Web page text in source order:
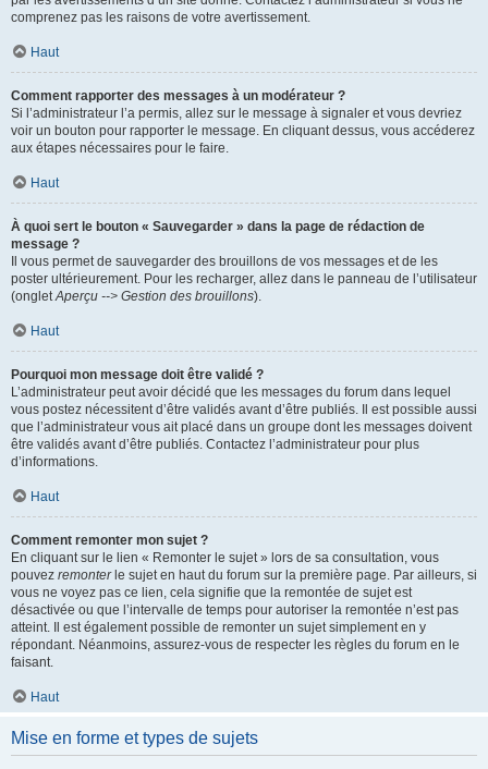
comprenez pas les raisons de votre avertissement.
Haut
Comment rapporter des messages à un modérateur ?
Si l’administrateur l’a permis, allez sur le message à signaler et vous devriez
voir un bouton pour rapporter le message. En cliquant dessus, vous accéderez
aux étapes nécessaires pour le faire.
Haut
À quoi sert le bouton « Sauvegarder » dans la page de rédaction de
message ?
Il vous permet de sauvegarder des brouillons de vos messages et de les
poster ultérieurement. Pour les recharger, allez dans le panneau de l’utilisateur
(ongletAperçu --> Gestion des brouillons).
Haut
Pourquoi mon message doit être validé ?
L’administrateur peut avoir décidé que les messages du forum dans lequel
vous postez nécessitent d’être validés avant d’être publiés. Il est possible aussi
que l’administrateur vous ait placé dans un groupe dont les messages doivent
être validés avant d’être publiés. Contactez l’administrateur pour plus
d’informations.
Haut
Comment remonter mon sujet ?
En cliquant sur le lien « Remonter le sujet » lors de sa consultation, vous
pouvez remonterle sujet en haut du forum sur la première page. Par ailleurs, si
vous ne voyez pas ce lien, cela signifie que la remontée de sujet est
désactivée ou que l’intervalle de temps pour autoriser la remontée n’est pas
atteint. Il est également possible de remonter un sujet simplement en y
répondant. Néanmoins, assurez-vous de respecter les règles du forum en le
faisant.
Haut
Mise en forme et types de sujets